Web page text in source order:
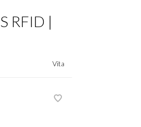
RFID |
Vita